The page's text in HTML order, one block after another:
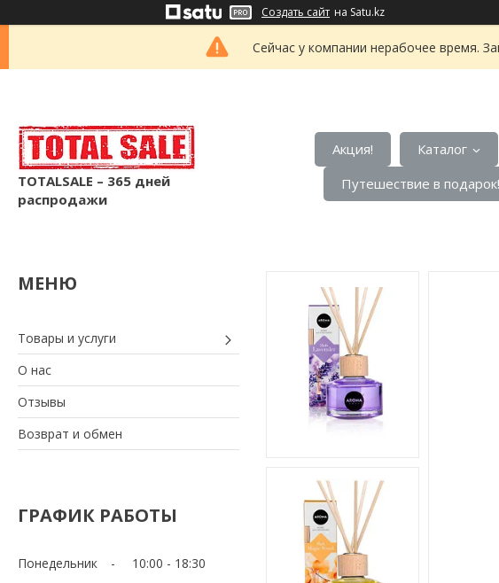
Создать сайт на Satu.kz
Сейчас у компании нерабочее время.
TOTALSALE – 365 дней
распродажи
Акция! Каталог
Путешествие в подарок!
Товары и услуги
О нас
Отзывы
Возврат и обмен
ГРАФИК РАБОТЫ
Понедельник 10:00
18:30